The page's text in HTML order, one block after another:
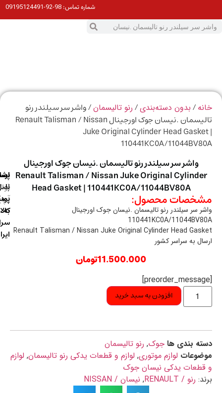
شماره تماس:98-92-09195124491
/بدون دسته‌بندی/رنو تالیسمان/ واشر سر سیلندر رنو
تالیسمان .نیسان جوک اورجینال Renault Talisman / Nissan
Juke Original Cylinder Head
110441KC0A/
واشر سر سیلندر رنو تالیسمان .نیسان جوک اورجینال
Renault Talisman / Nissan Juke Original
Head Gasket | 110441KC0A/11044BV80A
محصول:
سر سیلندر رنو تالیسمان .نیسان جوک اورجینال
110441KC0A/
Renault Talisman / Nissan Juke Original Cylinder Head
به سراسر کشور
11.500.000تومان
افزودن به سبد خرید
بندی ها جوک ,رنو تالیسمان
لوازم موتوری,لوازم و قطعات یدکی رنو تالیسمان,لوازم
یدکی نیسان جوک
رنو / RENAULT ,نیسان / NISSAN
ارسال
سراسر
ایران
اصالت
پشتیبانی
(واتس